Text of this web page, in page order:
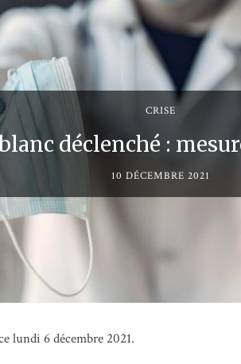
CRISE
déclenché :
10 DÉCEMBRE 2021
lundi 6 décembre 2021.